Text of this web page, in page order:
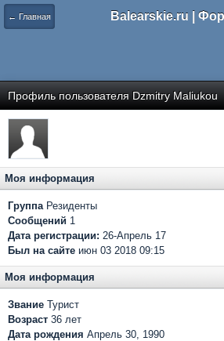
← Главная Balearskie.ru |
Профиль пользователя Dzmitry Maliukou
Моя информация
ГруппаРезиденты
Сообщений 1
Дата регистрации: 26-Апрель 17
Был на сайте июн 03 2018 09:15
Моя информация
Звание Турист
Возраст 36 лет
Дата рождения Апрель 30, 1990